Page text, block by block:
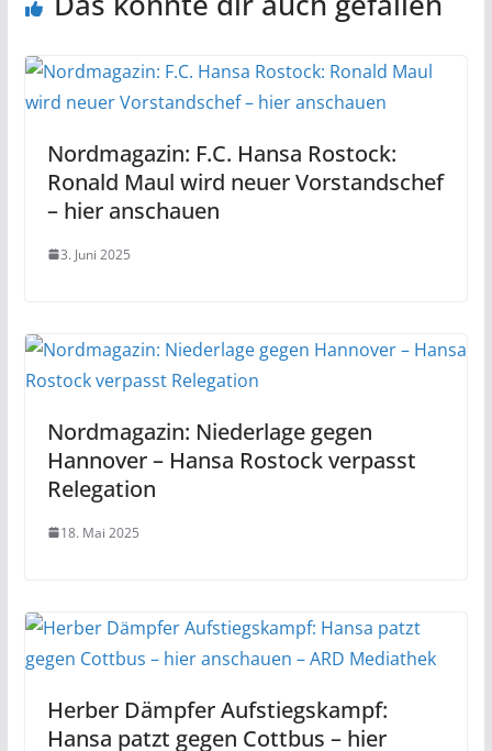
Nordmagazin: F.C. Hansa Rostock:
Ronald Maul wird neuer Vorstandschef
– hier anschauen
3. Juni 2025
Nordmagazin: Niederlage gegen
Hannover – Hansa Rostock verpasst
Relegation
18. Mai 2025
Herber Dämpfer Aufstiegskampf:
Hansa patzt gegen Cottbus – hier